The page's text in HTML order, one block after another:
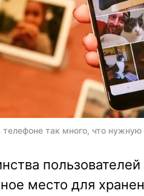
телефоне так много, что
место для